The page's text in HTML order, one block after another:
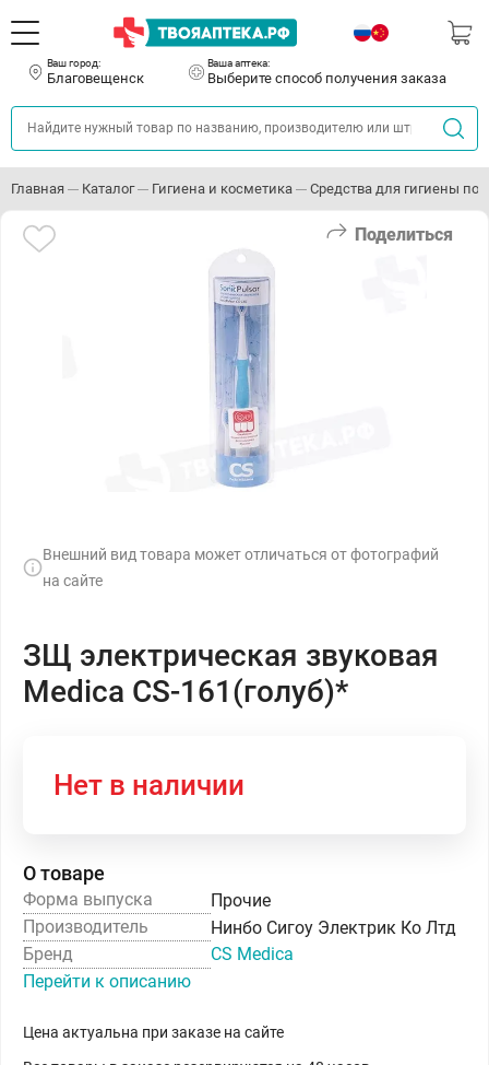
Ваш город:
Благовещенск
Ваша аптека:
Выберите способ получения заказа
Главная Каталог Гигиена и косметика Средства для гигиены
Поделиться
Внешний вид товара может отличаться от фотографий
на сайте
ЗЩ электрическая звуковая
Medica CS-161(голуб)*
Нет в наличии
О товаре
Форма выпуска
Прочие
Производитель
Нинбо Сигоу Электрик Ко Лтд
Бренд
CS Medica
Перейти к описанию
Цена актуальна при заказе на сайте